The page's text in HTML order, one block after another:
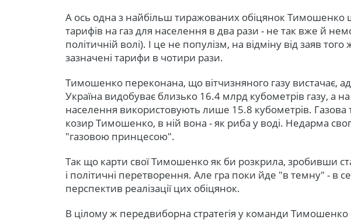
А ось одна з найбільш тиражованих обіцянок
тарифів на газ для населення в два рази - не так вже й
політичній волі). І це не популізм, на відміну від заяв
зазначені тарифи в чотири рази.
Тимошенко переконана, що вітчизняного газу вистачає,
Україна видобуває близько 16.4 млрд кубометрів газу, а
населення використовують лише 15.8 кубометрів.
козир Тимошенко, в ній вона - як риба у воді. Недарма
"газовою принцесою".
Так що карти свої Тимошенко як би розкрила, зробивши
і політичні перетворення. Але гра поки йде "в темну" - в
перспектив реалізації цих обіцянок.
В цілому ж передвиборна стратегія у команди